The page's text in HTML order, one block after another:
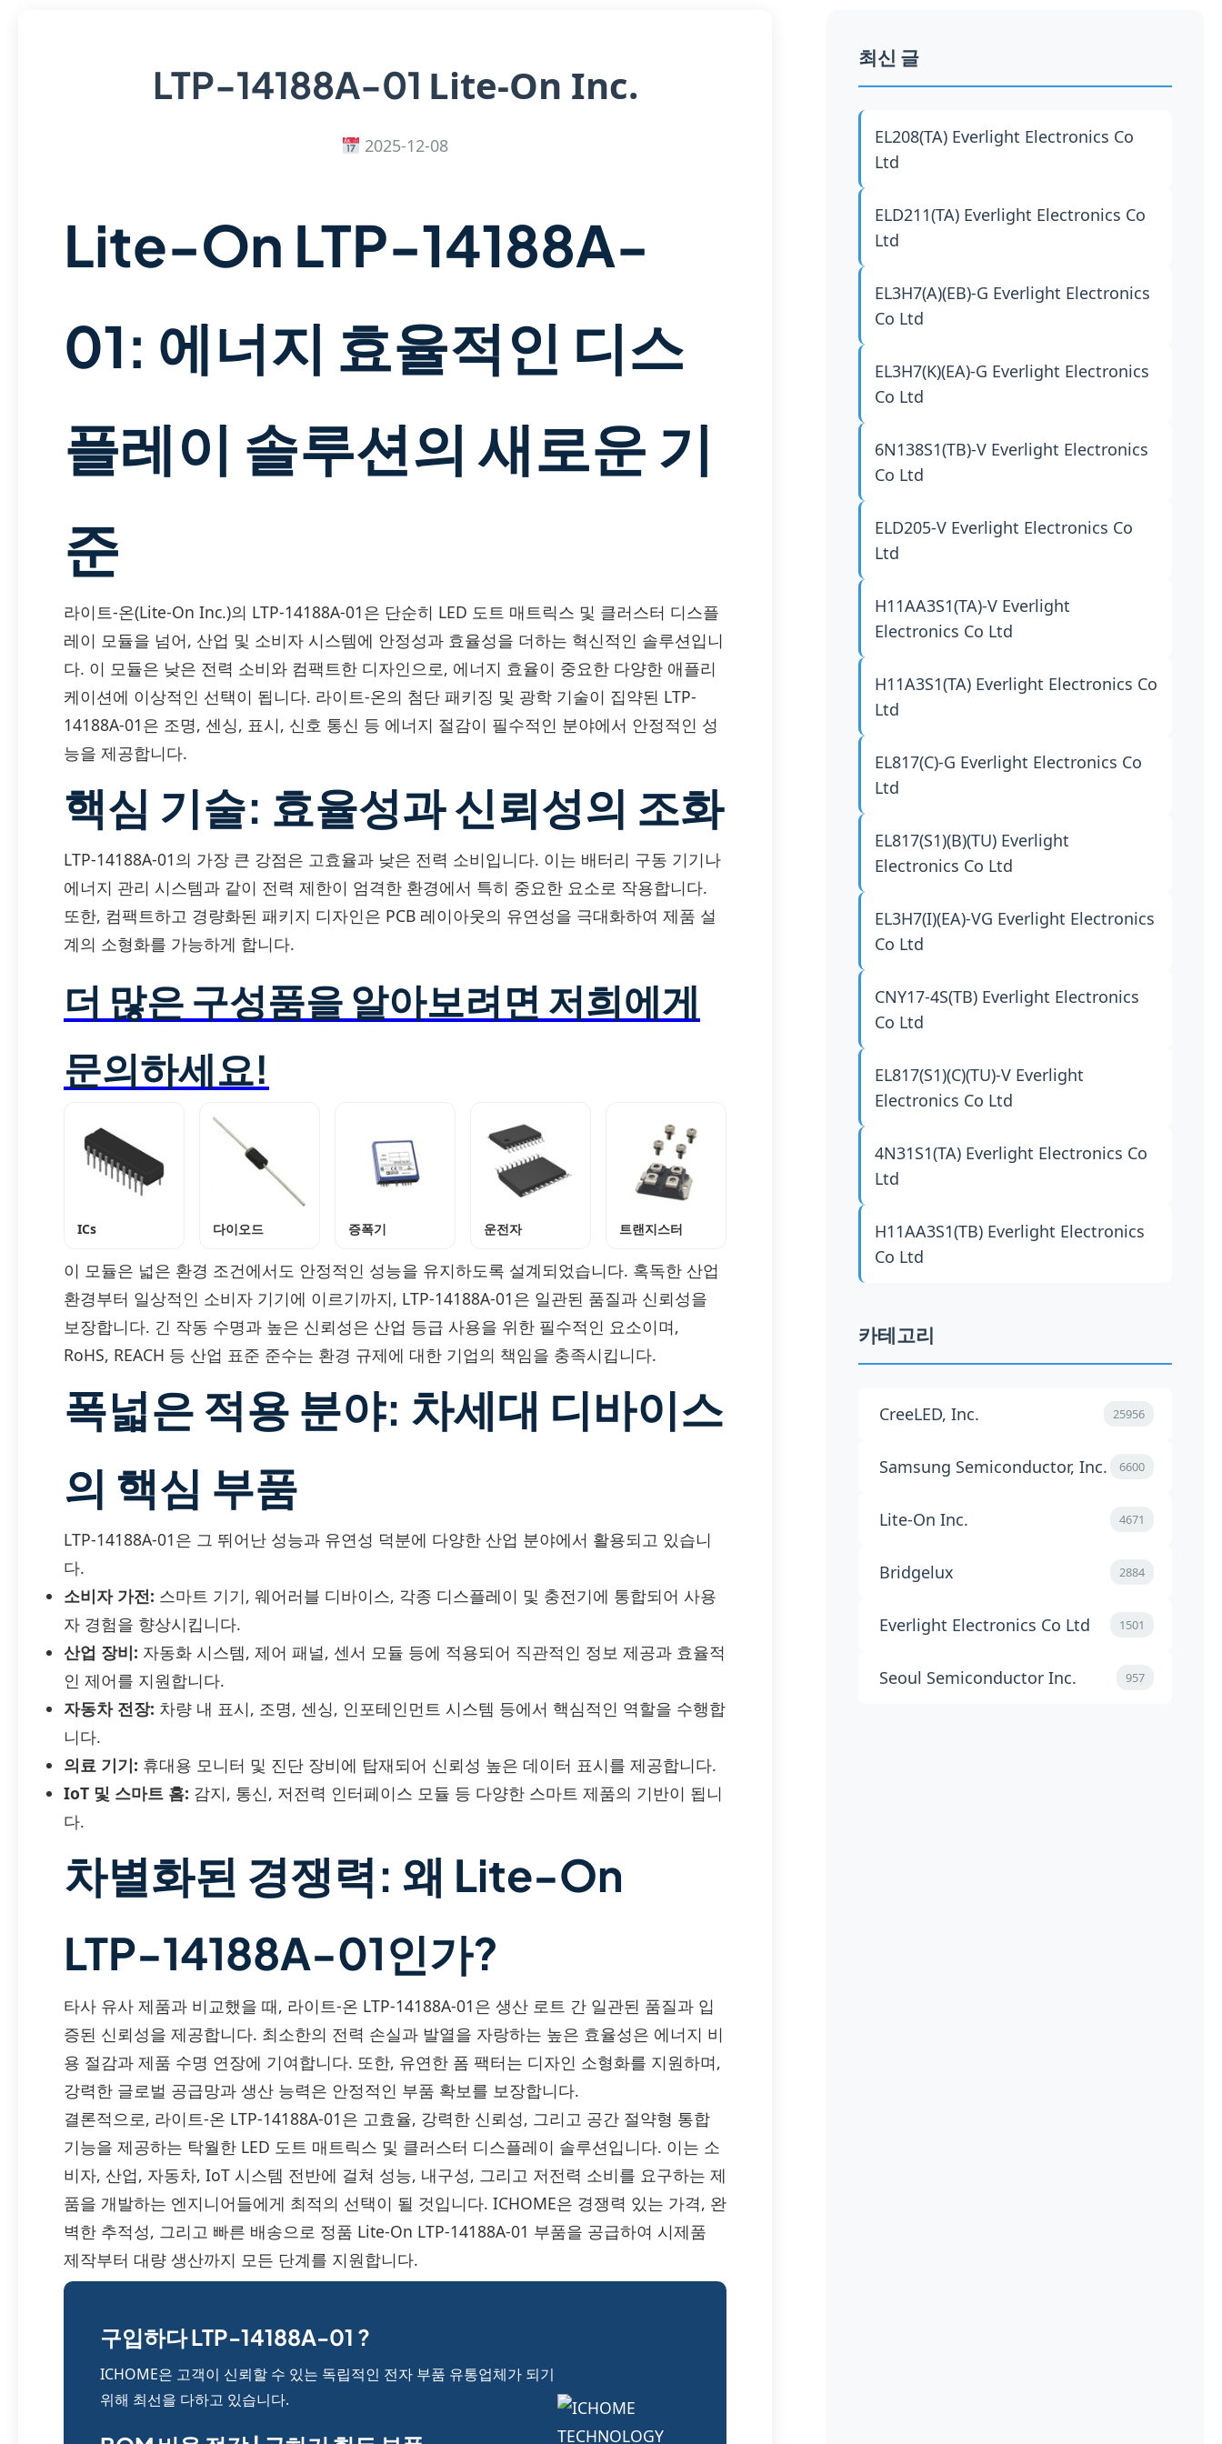
LTP-14188A-01 Lite-On Inc.
2025-12-08
Lite-On LTP-14188A-
01: 에너지 효율적인 디스
플레이 솔루션의 새로운 기
준
라이트-온(Lite-On Inc.)의 LTP-14188A-01은 단순히 LED 도트 매트릭스 및 클러스터 디스플
레이 모듈을 넘어, 산업 및 소비자 시스템에 안정성과 효율성을 더하는 혁신적인 솔루션입니
다. 이 모듈은 낮은 전력 소비와 컴팩트한 디자인으로, 에너지 효율이 중요한 다양한 애플리
케이션에 이상적인 선택이 됩니다. 라이트-온의 첨단 패키징 및 광학 기술이 집약된 LTP-
14188A-01은 조명, 센싱, 표시, 신호 통신 등 에너지 절감이 필수적인 분야에서 안정적인 성
능을 제공합니다.
핵심 기술: 효율성과 신뢰성의 조화
LTP-14188A-01의 가장 큰 강점은 고효율과 낮은 전력 소비입니다. 이는 배터리 구동 기기나
에너지 관리 시스템과 같이 전력 제한이 엄격한 환경에서 특히 중요한 요소로 작용합니다.
또한, 컴팩트하고 경량화된 패키지 디자인은 PCB 레이아웃의 유연성을 극대화하여 제품 설
계의 소형화를 가능하게 합니다.
더 많은 구성품을 알아보려면 저희에게
문의하세요!
ICs 다이오드 증폭기 운전자 트랜지스터
이 모듈은 넓은 환경 조건에서도 안정적인 성능을 유지하도록 설계되었습니다. 혹독한 산업
환경부터 일상적인 소비자 기기에 이르기까지, LTP-14188A-01은 일관된 품질과 신뢰성을
보장합니다. 긴 작동 수명과 높은 신뢰성은 산업 등급 사용을 위한 필수적인 요소이며,
RoHS, REACH 등 산업 표준 준수는 환경 규제에 대한 기업의 책임을 충족시킵니다.
폭넓은 적용 분야: 차세대 디바이스
의 핵심 부품
LTP-14188A-01은 그 뛰어난 성능과 유연성 덕분에 다양한 산업 분야에서 활용되고 있습니
다.
소비자 가전: 스마트 기기, 웨어러블 디바이스, 각종 디스플레이 및 충전기에 통합되어 사용
자 경험을 향상시킵니다.
산업 장비: 자동화 시스템, 제어 패널, 센서 모듈 등에 적용되어 직관적인 정보 제공과 효율적
인 제어를 지원합니다.
자동차 전장: 차량 내 표시, 조명, 센싱, 인포테인먼트 시스템 등에서 핵심적인 역할을 수행합
니다.
의료 기기: 휴대용 모니터 및 진단 장비에 탑재되어 신뢰성 높은 데이터 표시를 제공합니다.
IoT 및 스마트 홈: 감지, 통신, 저전력 인터페이스 모듈 등 다양한 스마트 제품의 기반이 됩니
다.
차별화된 경쟁력: 왜 Lite-On
LTP-14188A-01인가?
타사 유사 제품과 비교했을 때, 라이트-온 LTP-14188A-01은 생산 로트 간 일관된 품질과 입
증된 신뢰성을 제공합니다. 최소한의 전력 손실과 발열을 자랑하는 높은 효율성은 에너지 비
용 절감과 제품 수명 연장에 기여합니다. 또한, 유연한 폼 팩터는 디자인 소형화를 지원하며,
강력한 글로벌 공급망과 생산 능력은 안정적인 부품 확보를 보장합니다.
결론적으로, 라이트-온 LTP-14188A-01은 고효율, 강력한 신뢰성, 그리고 공간 절약형 통합
기능을 제공하는 탁월한 LED 도트 매트릭스 및 클러스터 디스플레이 솔루션입니다. 이는 소
비자, 산업, 자동차, IoT 시스템 전반에 걸쳐 성능, 내구성, 그리고 저전력 소비를 요구하는 제
품을 개발하는 엔지니어들에게 최적의 선택이 될 것입니다. ICHOME은 경쟁력 있는 가격, 완
벽한 추적성, 그리고 빠른 배송으로 정품 Lite-On LTP-14188A-01 부품을 공급하여 시제품
제작부터 대량 생산까지 모든 단계를 지원합니다.
구입하다 LTP-14188A-01 ?
ICHOME은 고객이 신뢰할 수 있는 독립적인 전자 부품 유통업체가 되기
위해 최선을 다하고 있습니다.
최신 글
EL208(TA) Everlight Electronics Co
Ltd
ELD211(TA) Everlight Electronics Co
Ltd
EL3H7(A)(EB)-G Everlight Electronics
Co Ltd
EL3H7(K)(EA)-G Everlight Electronics
Co Ltd
6N138S1(TB)-V Everlight Electronics
Co Ltd
ELD205-V Everlight Electronics Co
Ltd
H11AA3S1(TA)-V Everlight
Electronics Co Ltd
H11A3S1(TA) Everlight Electronics Co
Ltd
EL817(C)-G Everlight Electronics Co
Ltd
EL817(S1)(B)(TU) Everlight
Electronics Co Ltd
EL3H7(I)(EA)-VG Everlight Electronics
Co Ltd
CNY17-4S(TB) Everlight Electronics
Co Ltd
EL817(S1)(C)(TU)-V Everlight
Electronics Co Ltd
4N31S1(TA) Everlight Electronics Co
Ltd
H11AA3S1(TB) Everlight Electronics
Co Ltd
카테고리
CreeLED, Inc. 25956
Samsung Semiconductor, Inc. 6600
Lite-On Inc. 4671
Bridgelux 2884
Everlight Electronics Co Ltd 1501
Seoul Semiconductor Inc. 957